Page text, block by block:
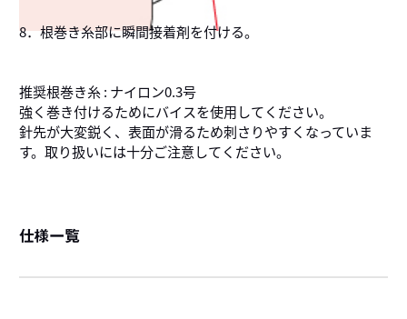
8．根巻き糸部に瞬間接着剤を付ける。
推奨根巻き糸 : ナイロン0.3号
強く巻き付けるためにバイスを使用してください。
針先が大変鋭く、表面が滑るため刺さりやすくなっていま
す。取り扱いには十分ご注意してください。
仕様一覧